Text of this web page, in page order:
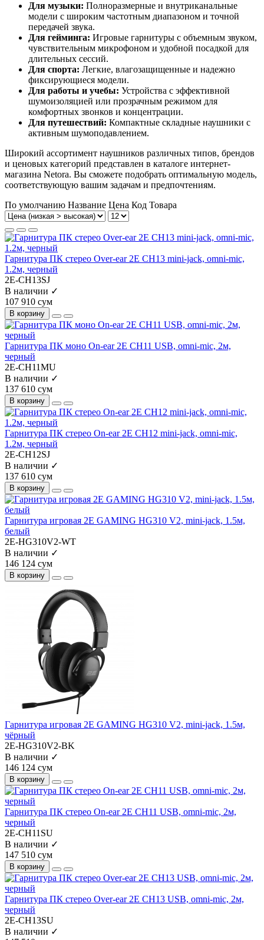
Для музыки: Полноразмерные и внутриканальные
модели с широким частотным диапазоном и точной
передачей звука.
Для гейминга: Игровые гарнитуры с объемным звуком,
чувствительным микрофоном и удобной посадкой для
длительных сессий.
Для спорта: Легкие, влагозащищенные и надежно
фиксирующиеся модели.
Для работы и учебы: Устройства с эффективной
шумоизоляцией или прозрачным режимом для
комфортных звонков и концентрации.
Для путешествий: Компактные складные наушники с
активным шумоподавлением.
Широкий ассортимент наушников различных типов, брендов
и ценовых категорий представлен в каталоге интернет-
магазина Netora. Вы сможете подобрать оптимальную модель,
соответствующую вашим задачам и предпочтениям.
По умолчанию Название Цена Код Товара
Гарнитура ПК стерео Over-ear 2E CH13 mini-jack, omni-mic,
1.2м, черный
2E-CH13SJ
В наличии ✓
107 910 сум
В корзину
Гарнитура ПК моно On-ear 2E CH11 USB, omni-mic, 2м,
черный
2E-CH11MU
В наличии ✓
137 610 сум
В корзину
Гарнитура ПК стерео On-ear 2E CH12 mini-jack, omni-mic,
1.2м, черный
2E-CH12SJ
В наличии ✓
137 610 сум
В корзину
Гарнитура игровая 2E GAMING HG310 V2, mini-jack, 1.5м,
белый
2E-HG310V2-WT
В наличии ✓
146 124 сум
В корзину
Гарнитура игровая 2E GAMING HG310 V2, mini-jack, 1.5м,
чёрный
2E-HG310V2-BK
В наличии ✓
146 124 сум
В корзину
Гарнитура ПК стерео On-ear 2E CH11 USB, omni-mic, 2м,
черный
2E-CH11SU
В наличии ✓
147 510 сум
В корзину
Гарнитура ПК стерео Over-ear 2E CH13 USB, omni-mic, 2м,
черный
2E-CH13SU
В наличии ✓